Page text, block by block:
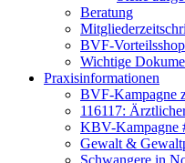
Beratung
BVF-Vorteilsshop
Wichtige
Praxisinformationen
BVF-Kampagne
116117:
KBV-Kampagne
Gewalt &
Schwangere in